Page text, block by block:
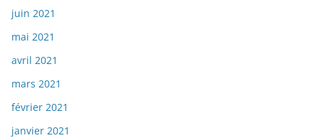
juin 2021
mai 2021
avril 2021
mars 2021
février 2021
janvier 2021